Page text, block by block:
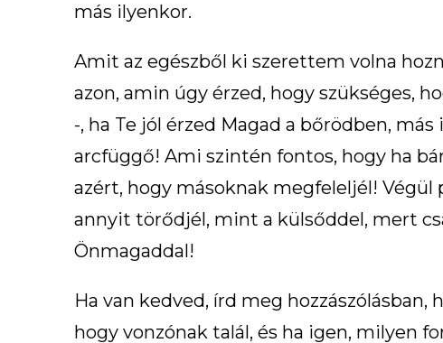
más ilyenkor.
Amit az egészből ki szerettem volna
azon, amin úgy érzed, hogy szükséges,
-, ha Te jól érzed Magad a bőrödben,
arcfüggő! Ami szintén fontos, hogy ha
azért, hogy másoknak megfeleljél!
annyit törődjél, mint a külsőddel, mert
Önmagaddal!
Ha van kedved, írd meg
hogy vonzónak talál, és ha igen, milyen